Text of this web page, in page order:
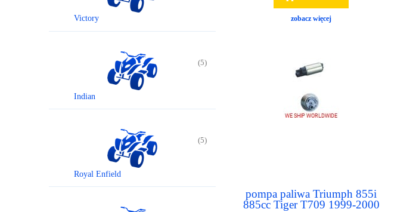
Victory
Indian
(5)
Royal Enfield
(5)
zobacz więcej
pompa paliwa Triumph 855i
885cc Tiger T709 1999-2000